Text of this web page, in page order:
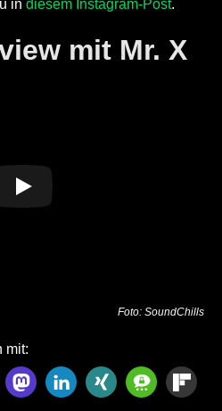
in diesem Instagram-Post.
mit Mr. X
Foto: SoundChills
mit: